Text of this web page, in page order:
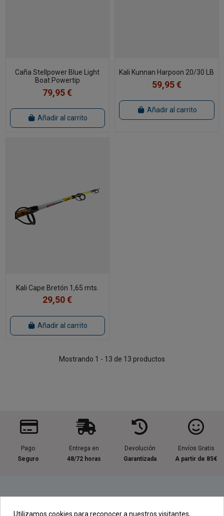
Caña Stellpower Blue Light
Boat Powertip
79,95 €
Añadir al carrito
Kali Kunnan Harpoon 20/30 LB
59,95 €
Añadir al carrito
Kali Cape Bretón 1,65 mts.
29,50 €
Añadir al carrito
Mostrando 1 - 13 de 13 productos
Pago
Seguro
Entrega en
48/72 horas
Devolución
Garantizada
Envíos Gratis
A partir de 85€
Utilizamos cookies para reconocer a nuestros visitantes,